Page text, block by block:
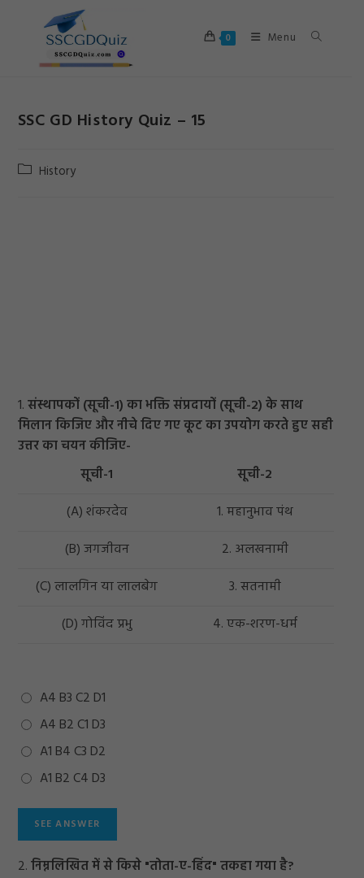
0 Menu
SSC GD History Quiz – 15
Post History
1.संस्थापकों (सूची-1) का भक्ति संप्रदायों (सूची-2) के साथ
मिलान किजिए और नीचे दिए गए कूट का उपयोग करते हुए सही
उत्तर का चयन कीजिए-
सूची-1
सूची-2
(A) शंकरदेव
1. महानुभाव पंथ
(B) जगजीवन
2. अलखनामी
(C) लालगिन या लालबेग
3. सतनामी
(D) गोविंद प्रभु
4. एक-शरण-धर्म
A4 B3 C2 D1
A4 B2 C1 D3
A1 B4 C3 D2
A1 B2 C4 D3
2.निम्नलिखित में से किसे "तोता-ए-हिंद" तकहा गया है?